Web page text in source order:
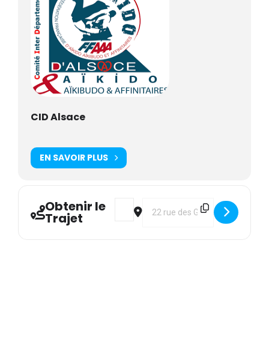
CID Alsace
EN SAVOIR PLUS
Obtenir le
Trajet
Address - CID : Base et
Destination Address - CID :